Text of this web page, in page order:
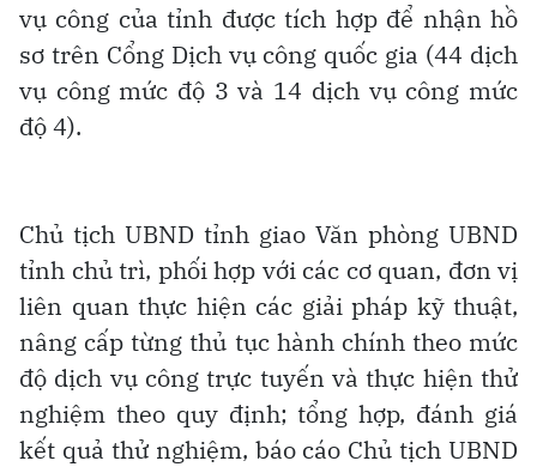
vụ công của tỉnh được tích hợp để nhận hồ
sơ trên Cổng Dịch vụ công quốc gia (44 dịch
vụ công mức độ 3 và 14 dịch vụ công mức
độ 4).
Chủ tịch UBND tỉnh giao Văn phòng UBND
tỉnh chủ trì, phối hợp với các cơ quan, đơn vị
liên quan thực hiện các giải pháp kỹ thuật,
nâng cấp từng thủ tục hành chính theo mức
độ dịch vụ công trực tuyến và thực hiện thử
nghiệm theo quy định; tổng hợp, đánh giá
kết quả thử nghiệm, báo cáo Chủ tịch UBND